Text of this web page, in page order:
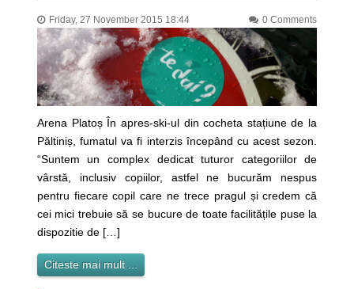
Friday, 27 November 2015 18:44 0 Comments
Arena Platoș În apres-ski-ul din cocheta stațiune de la
Păltiniș, fumatul va fi interzis începând cu acest sezon.
“Suntem un complex dedicat tuturor categoriilor de
vârstă, inclusiv copiilor, astfel ne bucurăm nespus
pentru fiecare copil care ne trece pragul și credem că
cei mici trebuie să se bucure de toate facilitățile puse la
dispozitie de […]
Citeste mai mult ...